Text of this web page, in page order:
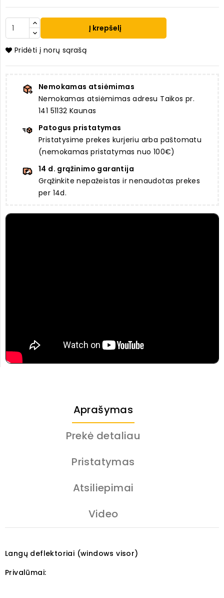
Į krepšelį
Pridėti į norų sąrašą
Nemokamas atsiėmimas
Nemokamas atsiėmimas adresu Taikos pr.
141 51132 Kaunas
Patogus pristatymas
Pristatysime prekes kurjeriu arba paštomatu
(nemokamas pristatymas nuo 100€)
14 d. grąžinimo garantija
Grąžinkite nepažeistas ir nenaudotas prekes
per 14d.
Aprašymas
Prekė detaliau
Pristatymas
Atsiliepimai
Video
Langų deflektoriai (windows visor)
Privalūmai: